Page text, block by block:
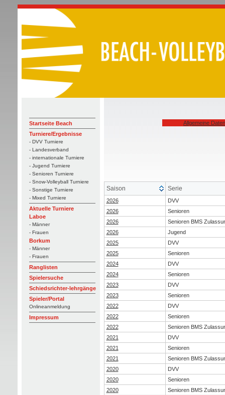
Startseite Beach
Turniere/Ergebnisse
- DVV Turniere
- Landesverband
- internationale Turniere
- Jugend Turniere
- Senioren Turniere
- Snow-Volleyball Turniere
- Sonstige Turniere
- Mixed Turniere
Aktuelle Turniere
Laboe
- Männer
- Frauen
Borkum
- Männer
- Frauen
Ranglisten
Spielersuche
Schiedsrichter-lehrgänge
Spieler/Portal
Onlineanmeldung
Impressum
Allgemeine
Saison Serie
2026
DVV
2026
Senioren
2026
Senioren BMS
2026
Jugend
2025
DVV
2025
Senioren
2024
DVV
2024
Senioren
2023
DVV
2023
Senioren
2022
DVV
2022
Senioren
2022
Senioren BMS
2021
DVV
2021
Senioren
2021
Senioren BMS
2020
DVV
2020
Senioren
2020
Senioren BMS